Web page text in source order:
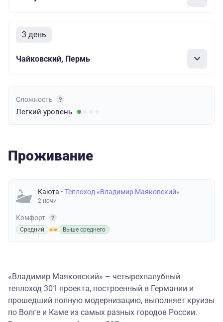
3 день
Чайковский, Пермь
Сложность
Легкий уровень
Проживание
Каюта • Теплоход «Владимир Маяковский»
2 ночи
Комфорт
Средний Выше среднего
«Владимир Маяковский» – четырехпалубный
теплоход 301 проекта, построенный в Германии и
прошедший полную модернизацию, выполняет круизы
по Волге и Каме из самых разных городов России.